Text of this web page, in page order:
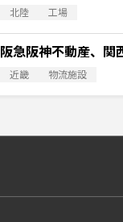
北陸 工場
阪急阪神不動産、関
近畿 物流施設